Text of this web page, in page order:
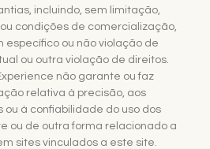
incluindo, sem limitação,
condições de comercialização,
específico ou não violação de
ou outra violação de direitos.
não garante ou faz
relativa à precisão, aos
​​ou à confiabilidade do uso dos
ou de outra forma relacionado a
sites vinculados a este site.